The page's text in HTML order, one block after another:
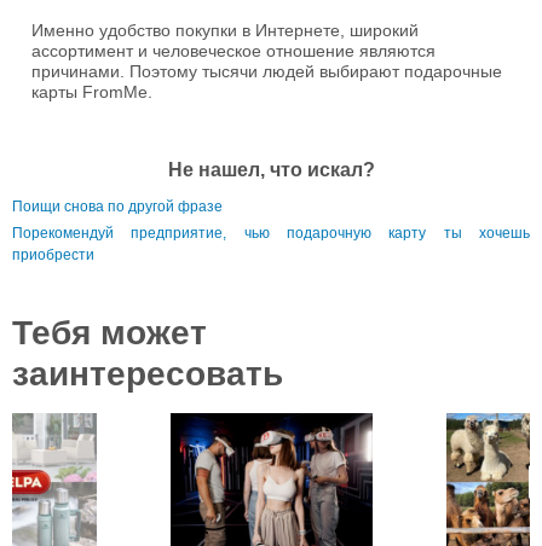
Именно удобство покупки в Интернете, широкий
ассортимент и человеческое отношение являются
причинами. Поэтому тысячи людей выбирают подарочные
карты FromMe.
Не нашел, что искал?
Поищи снова по другой фразе
Порекомендуй предприятие, чью подарочную карту ты хочешь
приобрести
Тебя может
заинтересовать